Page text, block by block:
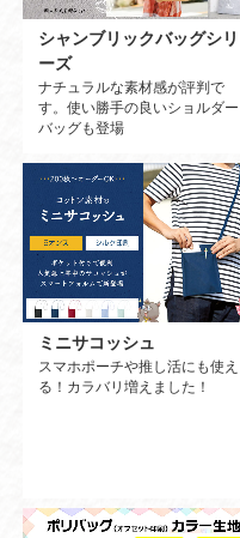
シャンブリックバッグシリ
ーズ
ナチュラルな素材感が評判で
す。使い勝手の良いショルダー
バッグも登場
ミニサコッシュ
スマホポーチや推し活にも使え
る！カラバリ増えました！